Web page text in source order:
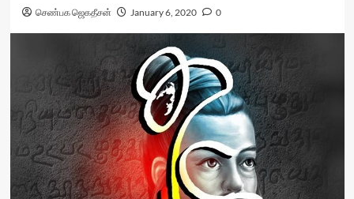
செண்பக ஜெகதீசன் January 6, 2020 0